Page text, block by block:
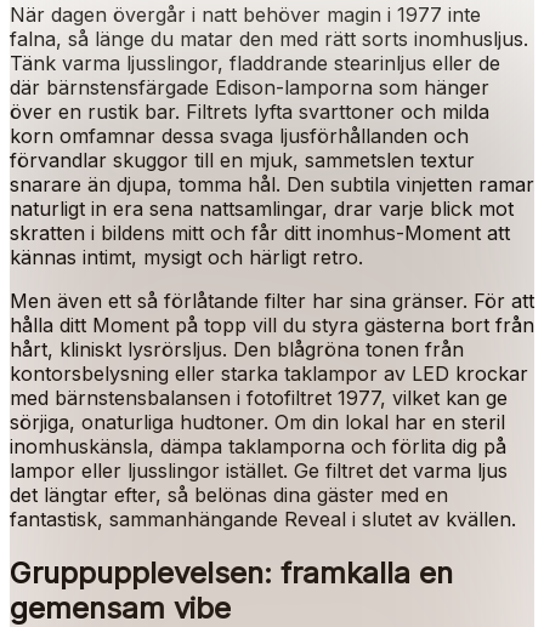
När dagen övergår i natt behöver magin i 1977 inte
falna, så länge du matar den med rätt sorts inomhusljus.
Tänk varma ljusslingor, fladdrande stearinljus eller de
där bärnstensfärgade Edison-lamporna som hänger
över en rustik bar. Filtrets lyfta svarttoner och milda
korn omfamnar dessa svaga ljusförhållanden och
förvandlar skuggor till en mjuk, sammetslen textur
snarare än djupa, tomma hål. Den subtila vinjetten ramar
naturligt in era sena nattsamlingar, drar varje blick mot
skratten i bildens mitt och får ditt inomhus-Moment att
kännas intimt, mysigt och härligt retro.
Men även ett så förlåtande filter har sina gränser. För att
hålla ditt Moment på topp vill du styra gästerna bort från
hårt, kliniskt lysrörsljus. Den blågröna tonen från
kontorsbelysning eller starka taklampor av LED krockar
med bärnstensbalansen i fotofiltret 1977, vilket kan ge
sörjiga, onaturliga hudtoner. Om din lokal har en steril
inomhuskänsla, dämpa taklamporna och förlita dig på
lampor eller ljusslingor istället. Ge filtret det varma ljus
det längtar efter, så belönas dina gäster med en
fantastisk, sammanhängande Reveal i slutet av kvällen.
Gruppupplevelsen: framkalla en
gemensam vibe